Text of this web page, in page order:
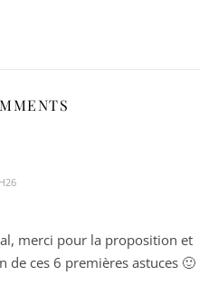
merci pour la proposition et
de ces 6 premières astuces 🙂